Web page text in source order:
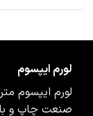
لورم ایپسوم
لورم ایپسوم متن
صنعت چاپ و با